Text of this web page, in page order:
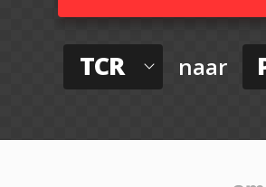
TCR naar